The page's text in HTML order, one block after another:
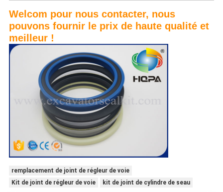
Welcom pour nous contacter, nous
pouvons fournir le prix de haute qualité et
meilleur !
remplacement de joint de régleur de voie
Kit de joint de régleur de voie
kit de joint de cylindre de seau